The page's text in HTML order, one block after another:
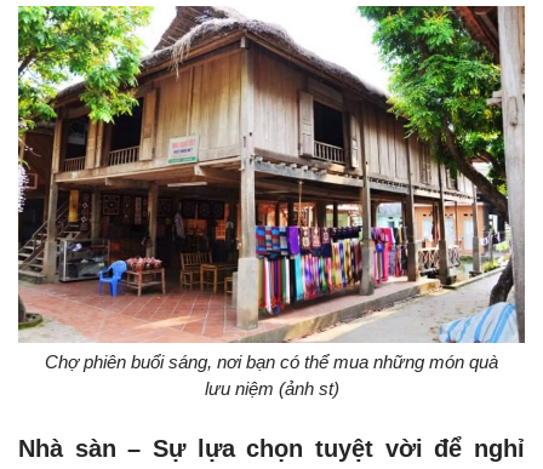
Chợ phiên buổi sáng, nơi bạn có thể mua những món quà
lưu niệm (ảnh st)
Nhà sàn – Sự lựa chọn tuyệt vời để nghỉ